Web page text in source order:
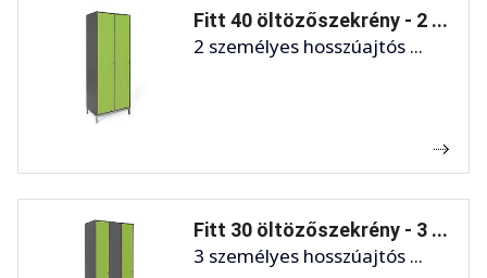
Fitt 40 öltözőszekrény - 2 ...
2 személyes hosszúajtós ...
Fitt 30 öltözőszekrény - 3 ...
3 személyes hosszúajtós ...